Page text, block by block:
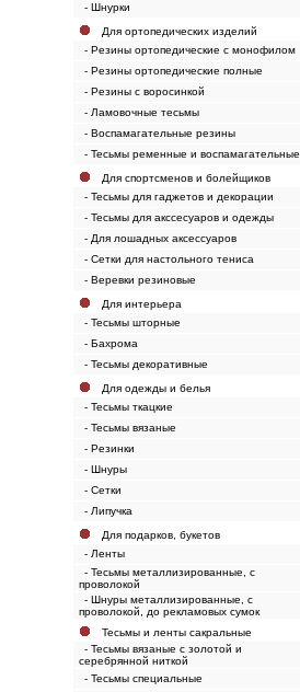
- Шнурки
Для ортопедических изделий
- Резины ортопедические с монофилом
- Резины ортопедические полные
- Резины с воросинкой
- Ламовочные тесьмы
- Воспамагательные резины
- Тесьмы ременные и воспамагательные
Для спортсменов и болейщиков
- Тесьмы для гаджетов и декорации
- Тесьмы для акссесуаров и одежды
- Для лошадных аксессуаров
- Сетки для настольного тениса
- Веревки резиновые
Для интерьера
- Тесьмы шторные
- Бахрома
- Тесьмы декоративные
Для одежды и белья
- Тесьмы ткацкие
- Тесьмы вязаные
- Резинки
- Шнуры
- Сетки
- Липучка
Для подарков, букетов
- Ленты
- Тесьмы металлизированные, с
проволокой
- Шнуры металлизированные, с
проволокой, до рекламовых сумок
Тесьмы и ленты сакральные
- Тесьмы вязаные с золотой и
серебрянной ниткой
- Тесьмы специальные